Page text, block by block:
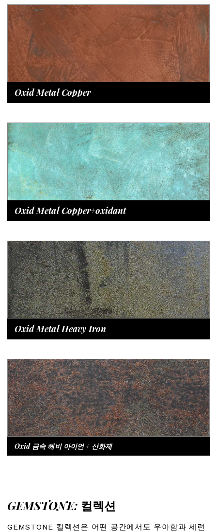
Oxid Metal Copper
Oxid Metal Copper+oxidant
Oxid Metal Heavy Iron
Oxid 금속 헤비 아이언 + 산화제
GEMSTONE: 컬렉션
GEMSTONE 컬렉션은 어떤 공간에서도 우아함과 세련